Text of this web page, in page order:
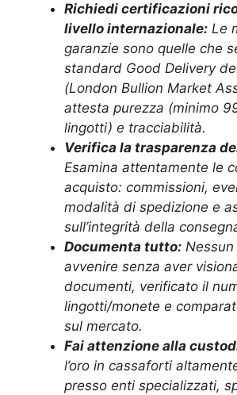
Richiedi certificazioni
livello internazionale: Le
garanzie sono quelle che
standard Good Delivery
(London Bullion Market
attesta purezza (minimo
lingotti) e tracciabilità.
Verifica la trasparenza
Esamina attentamente le
acquisto: commissioni,
modalità di spedizione e
sull’integrità della
Documenta tutto:
avvenire senza aver
documenti, verificato il
lingotti/monete e
sul mercato.
Fai attenzione alla
l’oro in cassaforti
presso enti specializzati,